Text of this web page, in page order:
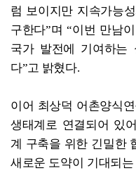
럼 보이지만 지속가능
구한다”며 “이번 만남
국가 발전에 기여하는
다”고 밝혔다.
이어 최상덕 어촌양식
생태계로 연결되어 있
계 구축을 위한 긴밀한
새로운 도약이 기대되